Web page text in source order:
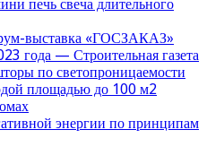
печь свеча длительного
выставка «ГОСЗАКАЗ»
года — Строительная газета
по светопроницаемости
площадью до 100 м2
энергии по принципам